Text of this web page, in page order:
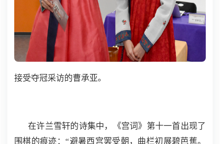
接受夺冠采访的曹承亚。
在许兰雪轩的诗集中，《宫词》第十一首出现了
围棋的痕迹：“避暑西宫罢受朝，曲栏初展碧芭蕉。